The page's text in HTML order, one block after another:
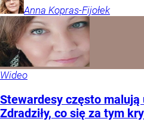
Anna Kopras-Fijołek
Wideo
Stewardesy często malują
Zdradziły, co się za tym